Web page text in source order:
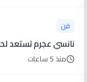
فن
نانسي عجرم تستعد
منذ 5 ساعات